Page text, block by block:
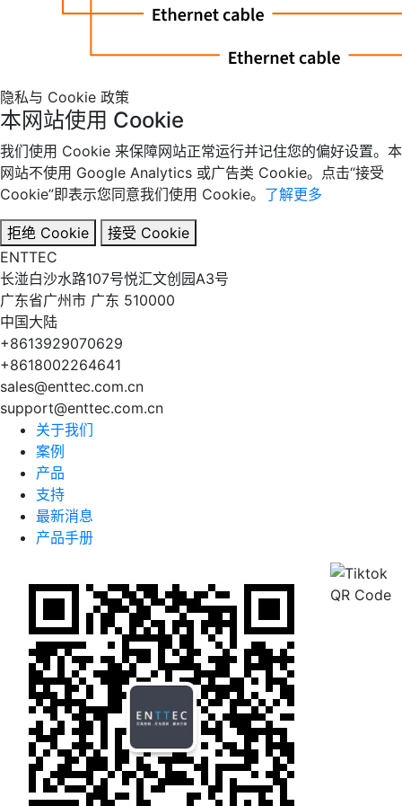
隐私与 Cookie 政策
本网站使用 Cookie
我们使用 Cookie 来保障网站正常运行并记住您的偏好设置。本
网站不使用 Google Analytics 或广告类 Cookie。点击“接受
Cookie”即表示您同意我们使用 Cookie。 了解更多
拒绝 Cookie
接受 Cookie
ENTTEC
长湴白沙水路107号悦汇文创园A3号
广东省广州市 广东 510000
中国大陆
+8613929070629
+8618002264641
sales@enttec.com.cn
support@enttec.com.cn
关于我们
案例
产品
支持
最新消息
产品手册